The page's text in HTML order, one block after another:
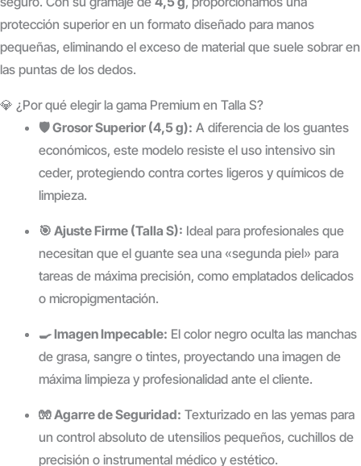
protección superior en un formato diseñado para manos
pequeñas, eliminando el exceso de material que suele sobrar en
las puntas de los dedos.
💎 ¿Por qué elegir la gama Premium en Talla S?
🛡️ Grosor Superior (4,5 g): A diferencia de los guantes
económicos, este modelo resiste el uso intensivo sin
ceder, protegiendo contra cortes ligeros y químicos de
limpieza.
🎯 Ajuste Firme (Talla S): Ideal para profesionales que
necesitan que el guante sea una «segunda piel» para
tareas de máxima precisión, como emplatados delicados
o micropigmentación.
🍳 Imagen Impecable: El color negro oculta las manchas
de grasa, sangre o tintes, proyectando una imagen de
máxima limpieza y profesionalidad ante el cliente.
🧤 Agarre de Seguridad: Texturizado en las yemas para
un control absoluto de utensilios pequeños, cuchillos de
precisión o instrumental médico y estético.